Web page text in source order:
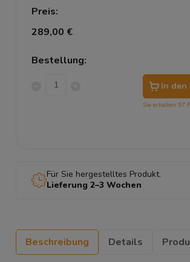
Preis:
289,00 €
Bestellung:
In den
Sie erhalten 57
Für Sie hergestelltes Produkt.
Lieferung 2–3 Wochen
Beschreibung Details